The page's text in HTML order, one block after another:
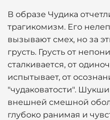
В образе Чудика
трагикомизм. Его
вызывают смех, но за
грусть. Грусть от
сталкивается, от
испытывает, от
"чудаковатости".
внешней смешной
глубоко ранимая и